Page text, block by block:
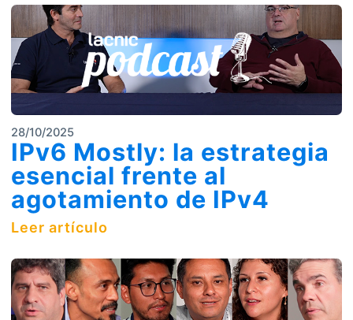
28/10/2025
IPv6 Mostly: la estrategia
esencial frente al
agotamiento de IPv4
Leer artículo